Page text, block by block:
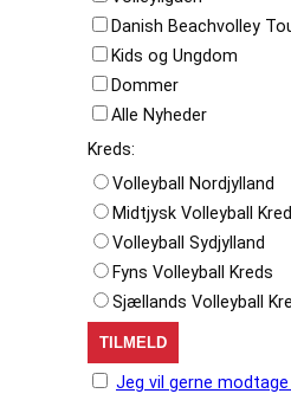
Danish Beachvolley
Kids og Ungdom
Dommer
Alle Nyheder
Kreds:
Volleyball Nordjylland
Midtjysk Volleyball
Volleyball Sydjylland
Fyns Volleyball Kreds
Sjællands Volleyball
Jeg vil gerne